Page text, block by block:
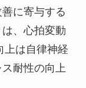
に寄与する
、心拍変動
上は自律神経
耐性の向上